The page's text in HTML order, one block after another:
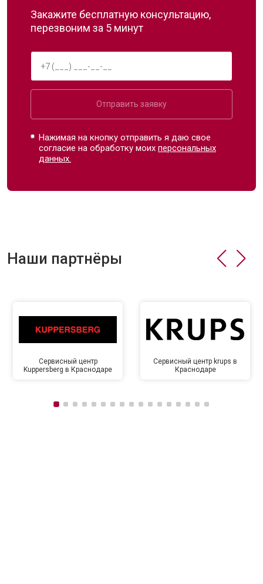
Закажите бесплатную консультацию,
перезвоним за 5 минут
Отправить заявку
Нажимая на кнопку отправить я даю свое
согласие на обработку моихперсональных
данных.
Наши партнёры
Сервисный центр
Kuppersberg в Краснодаре
Сервисный центр krups в
Краснодаре